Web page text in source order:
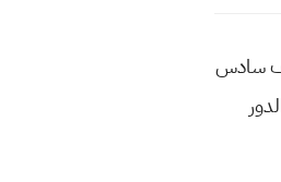
الرياضيات صف سادس
لمادة الرياضيات الدور